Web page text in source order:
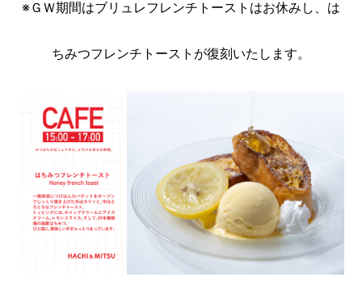
※ＧＷ期間はブリュレフレンチトーストはお休みし、 は
ちみつフレンチトーストが復刻いたします。